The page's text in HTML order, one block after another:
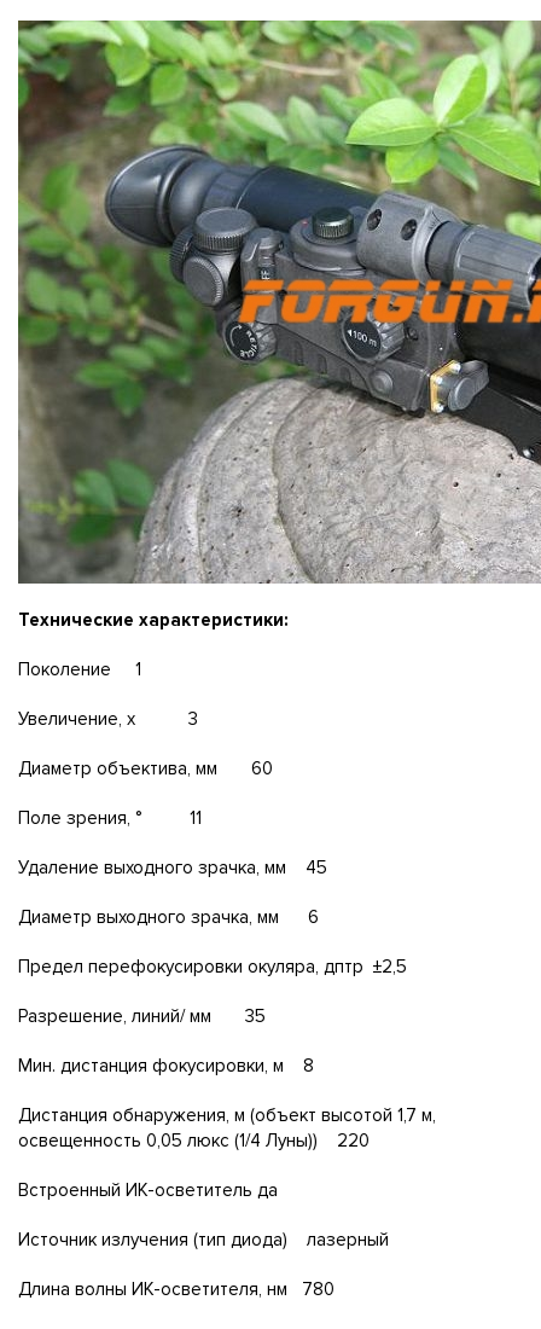
Технические характеристики:
Поколение 1
Увеличение, х 3
Диаметр объектива, мм 60
Поле зрения, ° 11
Удаление выходного зрачка, мм 45
Диаметр выходного зрачка, мм 6
Предел перефокусировки окуляра, дптр ±2,5
Разрешение, линий/ мм 35
Мин. дистанция фокусировки, м 8
Дистанция обнаружения, м (объект высотой 1,7 м,
освещенность 0,05 люкс (1/4 Луны)) 220
Встроенный ИК-осветитель да
Источник излучения (тип диода) лазерный
Длина волны ИК-осветителя, нм 780